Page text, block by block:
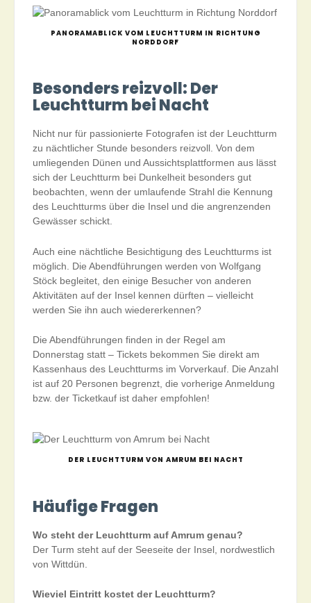
PANORAMABLICK VOM LEUCHTTURM IN RICHTUNG
NORDDORF
Besonders reizvoll: Der
Leuchtturm bei Nacht
Nicht nur für passionierte Fotografen ist der Leuchtturm
zu nächtlicher Stunde besonders reizvoll. Von dem
umliegenden Dünen und Aussichtsplattformen aus lässt
sich der Leuchtturm bei Dunkelheit besonders gut
beobachten, wenn der umlaufende Strahl die Kennung
des Leuchtturms über die Insel und die angrenzenden
Gewässer schickt.
Auch eine nächtliche Besichtigung des Leuchtturms ist
möglich. Die Abendführungen werden von Wolfgang
Stöck begleitet, den einige Besucher von anderen
Aktivitäten auf der Insel kennen dürften – vielleicht
werden Sie ihn auch wiedererkennen?
Die Abendführungen finden in der Regel am
Donnerstag statt – Tickets bekommen Sie direkt am
Kassenhaus des Leuchtturms im Vorverkauf. Die Anzahl
ist auf 20 Personen begrenzt, die vorherige Anmeldung
bzw. der Ticketkauf ist daher empfohlen!
DER LEUCHTTURM VON AMRUM BEI NACHT
Häufige Fragen
Wo steht der Leuchtturm auf Amrum genau?
Der Turm steht auf der Seeseite der Insel, nordwestlich
von Wittdün.
Wieviel Eintritt kostet der Leuchtturm?